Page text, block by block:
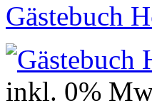
Gästebuch
inkl. 0%